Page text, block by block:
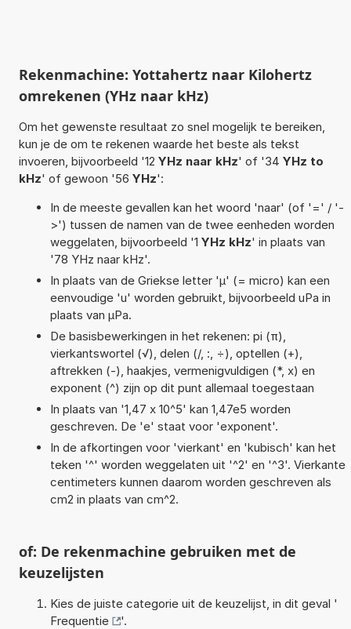
Rekenmachine: Yottahertz naar Kilohertz
omrekenen (YHz naar kHz)
Om het gewenste resultaat zo snel mogelijk te bereiken,
kun je de om te rekenen waarde het beste als tekst
invoeren, bijvoorbeeld '12 YHz naar kHz' of '34 YHz to
kHz' of gewoon '56 YHz':
In de meeste gevallen kan het woord 'naar' (of '=' / '-
>') tussen de namen van de twee eenheden worden
weggelaten, bijvoorbeeld '1 YHz kHz' in plaats van
'78 YHz naar kHz'.
In plaats van de Griekse letter 'µ' (= micro) kan een
eenvoudige 'u' worden gebruikt, bijvoorbeeld uPa in
plaats van µPa.
De basisbewerkingen in het rekenen: pi (π),
vierkantswortel (√), delen (/, :, ÷), optellen (+),
aftrekken (-), haakjes, vermenigvuldigen (*, x) en
exponent (^) zijn op dit punt allemaal toegestaan
In plaats van '1,47 x 10^5' kan 1,47e5 worden
geschreven. De 'e' staat voor 'exponent'.
In de afkortingen voor 'vierkant' en 'kubisch' kan het
teken '^' worden weggelaten uit '^2' en '^3'. Vierkante
centimeters kunnen daarom worden geschreven als
cm2 in plaats van cm^2.
of: De rekenmachine gebruiken met de
keuzelijsten
Kies de juiste categorie uit de keuzelijst, in dit geval '
Frequentie
'.